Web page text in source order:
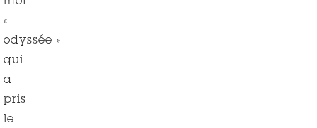
«
odyssée »
qui
a
pris
le